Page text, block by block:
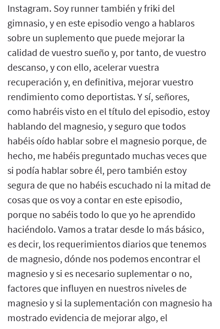
Instagram. Soy runner también y friki del
gimnasio, y en este episodio vengo a hablaros
sobre un suplemento que puede mejorar la
calidad de vuestro sueño y, por tanto, de vuestro
descanso, y con ello, acelerar vuestra
recuperación y, en definitiva, mejorar vuestro
rendimiento como deportistas. Y sí, señores,
como habréis visto en el título del episodio, estoy
hablando del magnesio, y seguro que todos
habéis oído hablar sobre el magnesio porque, de
hecho, me habéis preguntado muchas veces que
si podía hablar sobre él, pero también estoy
segura de que no habéis escuchado ni la mitad de
cosas que os voy a contar en este episodio,
porque no sabéis todo lo que yo he aprendido
haciéndolo. Vamos a tratar desde lo más básico,
es decir, los requerimientos diarios que tenemos
de magnesio, dónde nos podemos encontrar el
magnesio y si es necesario suplementar o no,
factores que influyen en nuestros niveles de
magnesio y si la suplementación con magnesio ha
mostrado evidencia de mejorar algo, el